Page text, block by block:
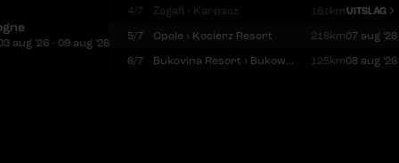
aug '26 - 09 aug '26
4/7 Żagań › Karpacz 161kmUITSLAG
5/7
Opole › Kocierz Resort 218km07 aug '26
6/7
Bukovina Resort › Bukowina Tatrzańska 125km08 aug '26